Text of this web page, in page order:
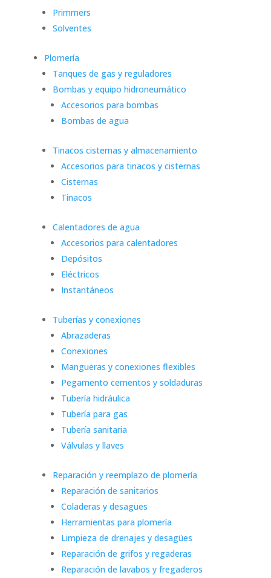
Primmers
Solventes
Plomería
Tanques de gas y reguladores
Bombas y equipo hidroneumático
Accesorios para bombas
Bombas de agua
Tinacos cisternas y almacenamiento
Accesorios para tinacos y cisternas
Cisternas
Tinacos
Calentadores de agua
Accesorios para calentadores
Depósitos
Eléctricos
Instantáneos
Tuberías y conexiones
Abrazaderas
Conexiones
Mangueras y conexiones flexibles
Pegamento cementos y soldaduras
Tubería hidráulica
Tubería para gas
Tubería sanitaria
Válvulas y llaves
Reparación y reemplazo de plomería
Reparación de sanitarios
Coladeras y desagües
Herramientas para plomería
Limpieza de drenajes y desagües
Reparación de grifos y regaderas
Reparación de lavabos y fregaderos